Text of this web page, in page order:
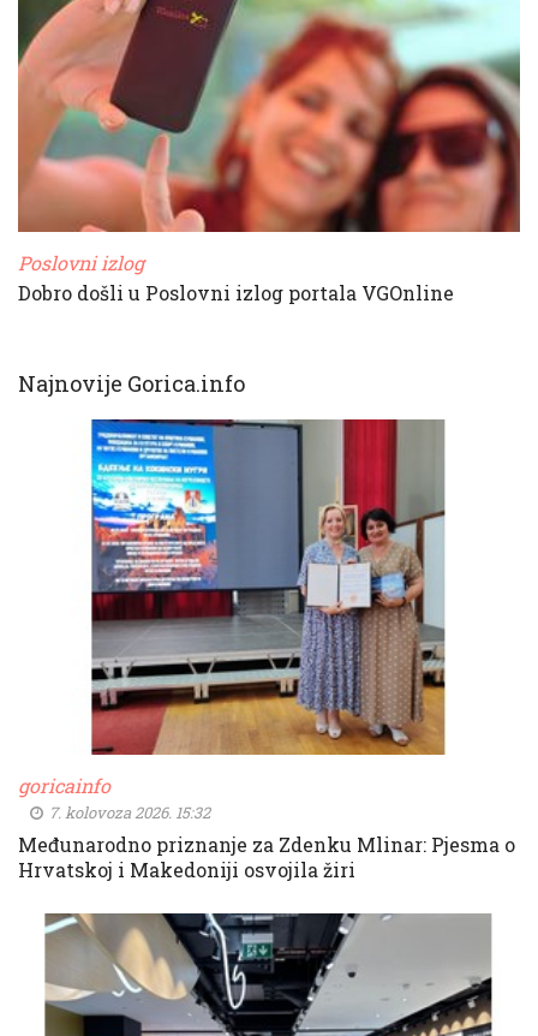
Poslovni izlog
Dobro došli u Poslovni izlog portala VGOnline
Najnovije Gorica.info
goricainfo
7. kolovoza 2026. 15:32
Međunarodno priznanje za Zdenku Mlinar: Pjesma o
Hrvatskoj i Makedoniji osvojila žiri